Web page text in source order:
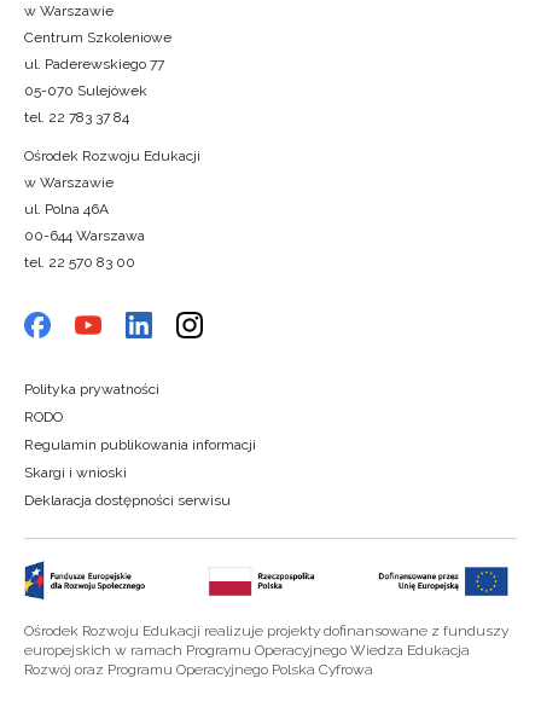
w Warszawie
Centrum Szkoleniowe
ul. Paderewskiego 77
05-070 Sulejówek
tel. 22 783 37 84
Ośrodek Rozwoju Edukacji
w Warszawie
ul. Polna 46A
00-644 Warszawa
tel. 22 570 83 00
Polityka prywatności
RODO
Regulamin publikowania informacji
Skargi i wnioski
Deklaracja dostępności serwisu
Ośrodek Rozwoju Edukacji realizuje projekty dofinansowane z funduszy
europejskich w ramach Programu Operacyjnego Wiedza Edukacja
Rozwój oraz Programu Operacyjnego Polska Cyfrowa